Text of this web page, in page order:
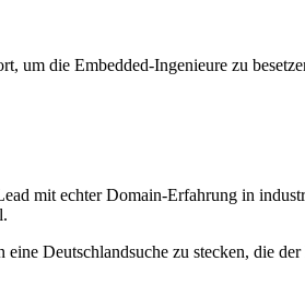
um die Embedded-Ingenieure zu
mit echter Domain-Erfahrung in
Deutschlandsuche zu stecken, die